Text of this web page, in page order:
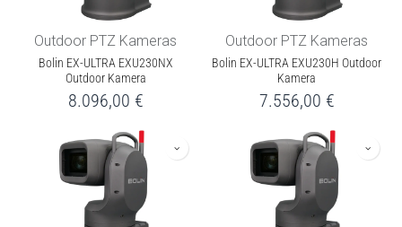
Outdoor PTZ Kameras
Bolin EX-ULTRA EXU230NX
Outdoor Kamera
8.096,00 €
Outdoor PTZ Kameras
Bolin EX-ULTRA EXU230H Outdoor
Kamera
7.556,00 €